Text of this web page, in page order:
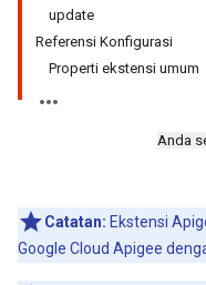
update
Referensi Konfigurasi
Properti ekstensi umum
Anda
Catatan: Ekstensi
Google Cloud Apigee